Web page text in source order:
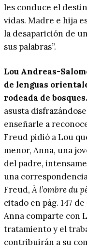
les conduce el
vidas. Madre e hija
la desaparición de
sus palabras”.
Lou Andreas-
de lenguas
rodeada de bosques.
asusta
enseñarle a
Freud pidió a Lou
menor, Anna, una
del padre,
una
Freud,À l’ombre du
citado en pág. 147 de
Anna comparte con
tratamiento y el
contribuirán a su